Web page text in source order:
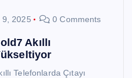
9, 2025 0 Comments
Akıllı
Telefonlarda Çıtayı